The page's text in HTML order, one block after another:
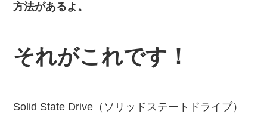
方法があるよ。
それがこれです！
Solid State Drive（ソリッドステートドライブ）